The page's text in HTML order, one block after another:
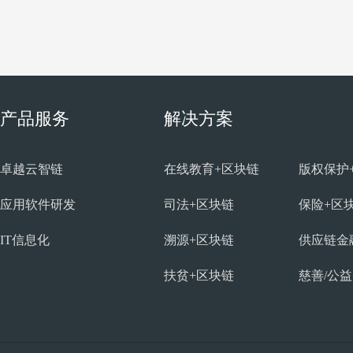
产品服务
卓越云智链
应用软件研发
IT信息化
解决方案
在线教育+区块链 版权保护
司法+区块链 保险+区
溯源+区块链 供应链金
扶贫+区块链 慈善/公